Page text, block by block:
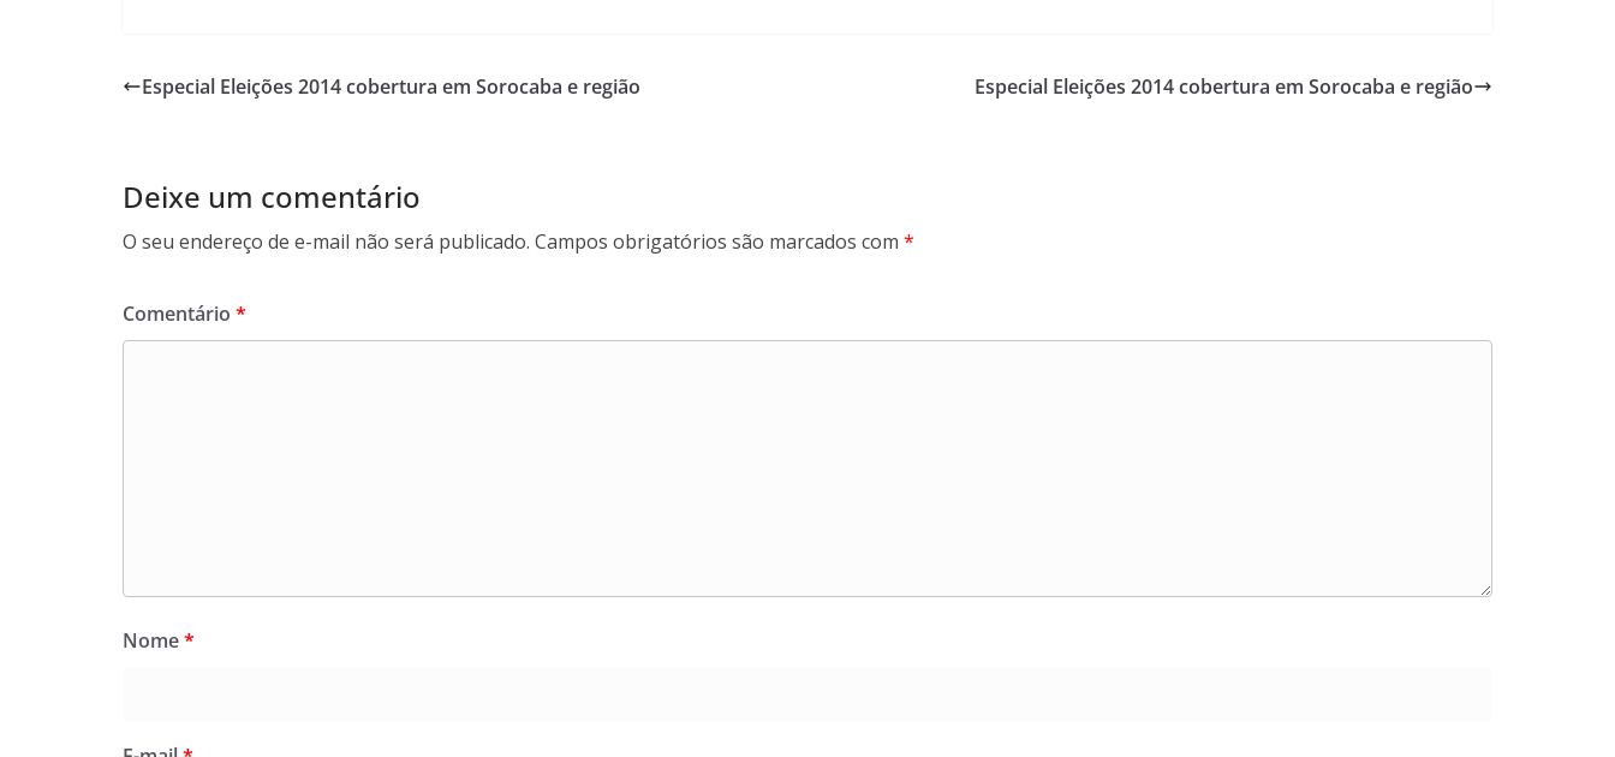
Especial Eleições 2014 cobertura em Sorocaba e região Especial Eleições 2014 cobertura em Sorocaba e região
Deixe um comentário
O seu endereço de e-mail não será publicado. Campos obrigatórios são marcados com *
Comentário *
Nome*